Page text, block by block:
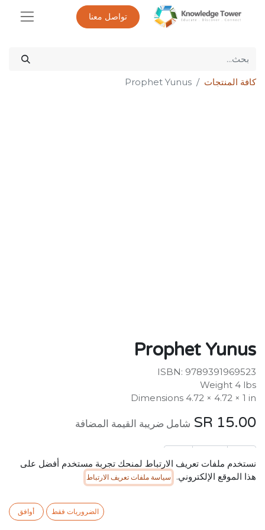
تواصل معنا
كافة المنتجات Prophet Yunus
Prophet Yunus
ISBN: 9789391969523
Weight 4 lbs
Dimensions 4.72 × 4.72 × 1 in
15.00 شامل ضريبة القيمة المضافة
نستخدم ملفات تعريف الارتباط لمنحك تجربة مستخدم أفضل على
هذا الموقع الإلكتروني.
سياسة ملفات تعريف الارتباط
الضروريات فقط أوافق